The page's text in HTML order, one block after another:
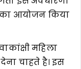
का आयोजन किया
महिला
चाहते है। इस